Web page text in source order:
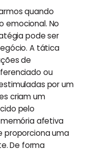
quando
emocional. No
pode ser
A tática
de
ou
por um
criam um
pelo
afetiva
proporciona uma
De forma